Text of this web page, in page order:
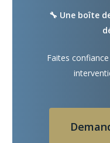
🔧 Une boîte
Faites